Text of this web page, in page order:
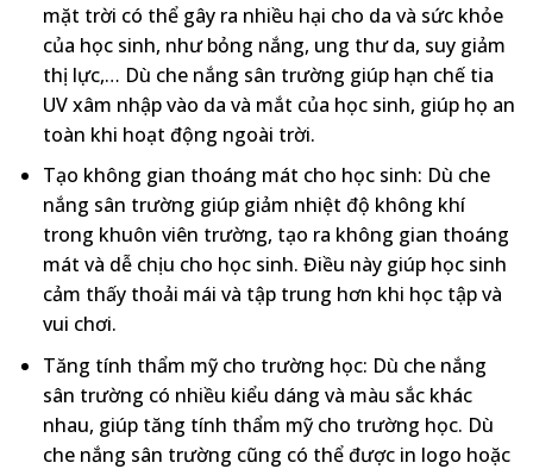
mặt trời có thể gây ra nhiều hại cho da và sức khỏe
của học sinh, như bỏng nắng, ung thư da, suy giảm
thị lực,… Dù che nắng sân trường giúp hạn chế tia
UV xâm nhập vào da và mắt của học sinh, giúp họ an
toàn khi hoạt động ngoài trời.
Tạo không gian thoáng mát cho học sinh: Dù che
nắng sân trường giúp giảm nhiệt độ không khí
trong khuôn viên trường, tạo ra không gian thoáng
mát và dễ chịu cho học sinh. Điều này giúp học sinh
cảm thấy thoải mái và tập trung hơn khi học tập và
vui chơi.
Tăng tính thẩm mỹ cho trường học: Dù che nắng
sân trường có nhiều kiểu dáng và màu sắc khác
nhau, giúp tăng tính thẩm mỹ cho trường học. Dù
che nắng sân trường cũng có thể được in logo hoặc